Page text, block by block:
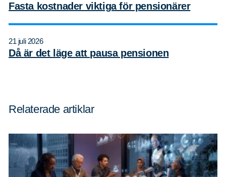
Fasta kostnader viktiga för pensionärer
21 juli 2026
Då är det läge att pausa pensionen
Relaterade artiklar